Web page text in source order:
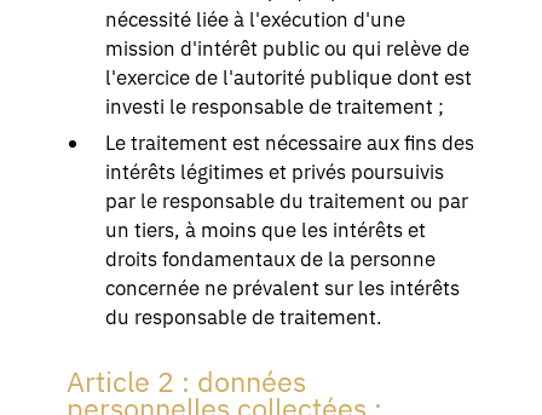
nécessité liée à l'exécution d'une
mission d'intérêt public ou qui relève de
l'exercice de l'autorité publique dont est
investi le responsable de traitement ;
Le traitement est nécessaire aux fins des
intérêts légitimes et privés poursuivis
par le responsable du traitement ou par
un tiers, à moins que les intérêts et
droits fondamentaux de la personne
concernée ne prévalent sur les intérêts
du responsable de traitement.
Article 2 : données